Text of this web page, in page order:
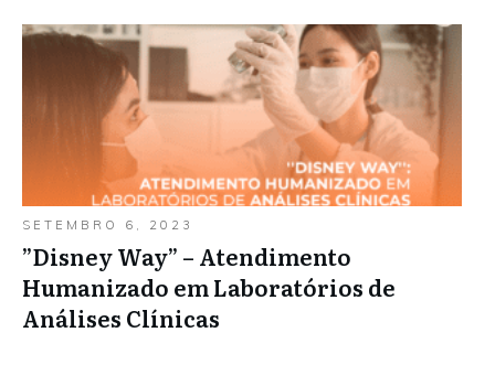
SETEMBRO 6, 2023
”Disney Way” – Atendimento
Humanizado em Laboratórios de
Análises Clínicas